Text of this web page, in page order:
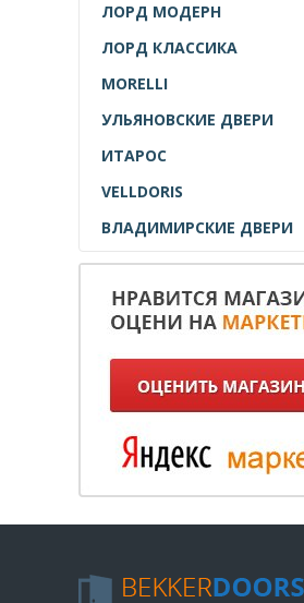
ЛОРД МОДЕРН
ЛОРД КЛАССИКА
MORELLI
УЛЬЯНОВСКИЕ ДВЕРИ
ИТАРОС
VELLDORIS
ВЛАДИМИРСКИЕ ДВЕРИ